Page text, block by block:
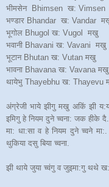
भीमसेन Bhimsen ख:
भण्डार Bhandar ख: Vandar
भूगोल Bhugol ख: Vugol मखु
भवानी Bhavani ख: Vavani मखु
भूटान Bhutan ख: Vutan मखु
भावना Bhavana ख: Vavana मखु
थायेभु Thayebhu ख: Thayevu
अंग्रेजी भाये झीगु मखु अकिं झी
इमिगु हे नियम दुने च्वना: जक हीके
मा: धा:सा व हे नियम दुने च्वने
थुकिया दसु बिया च्वना.
झी थाये जुया च्वंगु व जुइमा:गु थथे